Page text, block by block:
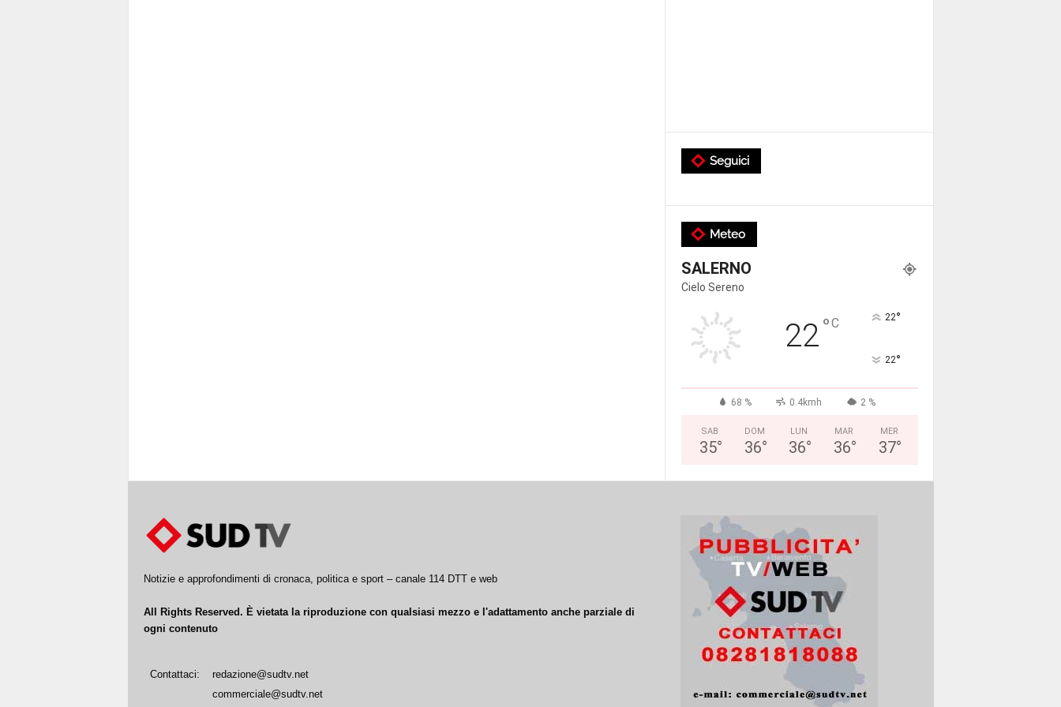
Seguici
Meteo
SALERNO
Cielo Sereno
22°C 22°
22°
68 % 0.4kmh 2 %
SAB
35°
DOM
36°
LUN
36°
MAR
36°
MER
37°
Notizie e approfondimenti di cronaca, politica e sport – canale 114 DTT e web
All Rights Reserved. È vietata la riproduzione con qualsiasi mezzo e l'adattamento anche parziale di
ogni contenuto
Contattaci:
redazione@sudtv.net
commerciale@sudtv.net